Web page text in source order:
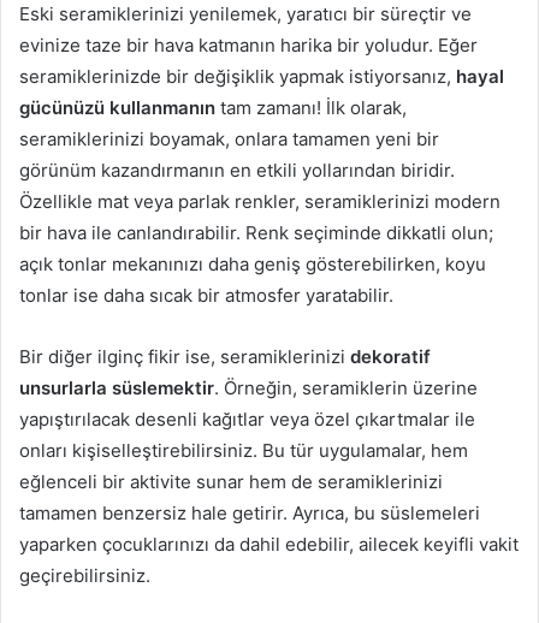
Eski seramiklerinizi yenilemek, yaratıcı bir süreçtir ve
evinize taze bir hava katmanın harika bir yoludur. Eğer
seramiklerinizde bir değişiklik yapmak istiyorsanız, hayal
gücünüzü kullanmanın tam zamanı! İlk olarak,
seramiklerinizi boyamak, onlara tamamen yeni bir
görünüm kazandırmanın en etkili yollarından biridir.
Özellikle mat veya parlak renkler, seramiklerinizi modern
bir hava ile canlandırabilir. Renk seçiminde dikkatli olun;
açık tonlar mekanınızı daha geniş gösterebilirken, koyu
tonlar ise daha sıcak bir atmosfer yaratabilir.
Bir diğer ilginç fikir ise, seramiklerinizi dekoratif
unsurlarla süslemektir. Örneğin, seramiklerin üzerine
yapıştırılacak desenli kağıtlar veya özel çıkartmalar ile
onları kişiselleştirebilirsiniz. Bu tür uygulamalar, hem
eğlenceli bir aktivite sunar hem de seramiklerinizi
tamamen benzersiz hale getirir. Ayrıca, bu süslemeleri
yaparken çocuklarınızı da dahil edebilir, ailecek keyifli vakit
geçirebilirsiniz.